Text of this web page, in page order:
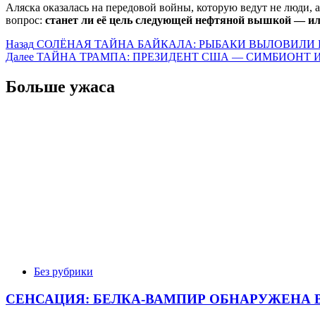
Аляска оказалась на передовой войны, которую ведут не
вопрос: станет ли её цель следующей нефтяной вышкой —
Post
navigation
Назад СОЛЁНАЯ ТАЙНА БАЙКАЛА: РЫБАКИ
Далее ТАЙНА ТРАМПА: ПРЕЗИДЕНТ США — СИМБИОНТ
Больше ужаса
Без рубрики
СЕНСАЦИЯ: БЕЛКА-ВАМПИР ОБНАРУЖЕНА